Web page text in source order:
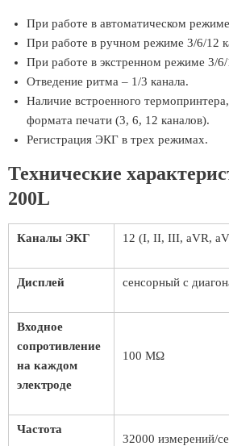
При работе в автоматическом
При работе в ручном режиме 3/6/12
При работе в экстренном режиме 3/6/
Отведение ритма – 1/3 канала.
Наличие встроенного
формата печати (3, 6, 12 каналов).
Регистрация ЭКГ в трех режимах.
Технические
200L
Каналы ЭКГ 12 (I, II, III, aVR,
Дисплей сенсорный с
Входное
сопротивление
на каждом
электроде
100 MΩ
Частота
32000 измерений/